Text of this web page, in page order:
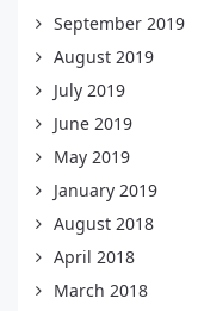
September 2019
August 2019
July 2019
June 2019
May 2019
January 2019
August 2018
April 2018
March 2018